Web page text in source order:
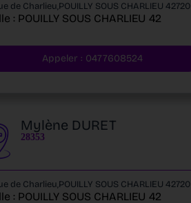
de Charlieu,POUILLY SOUS CHARLIEU 42720
: POUILLY SOUS CHARLIEU 42
Appeler : 0477608524
Mylène DURET
28353
de Charlieu,POUILLY SOUS CHARLIEU 42720
: POUILLY SOUS CHARLIEU 42